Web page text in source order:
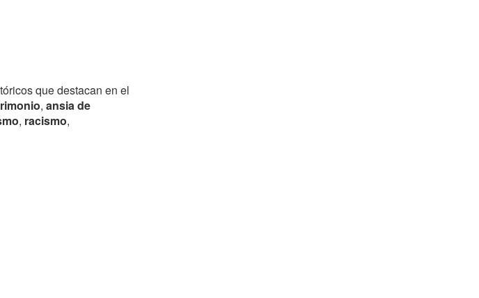
que destacan en el
, ansia de
, racismo,